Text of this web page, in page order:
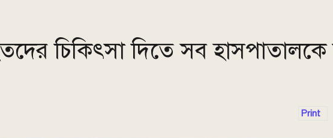
চিকিৎসা দিতে সব হাসপাতালকে
Print